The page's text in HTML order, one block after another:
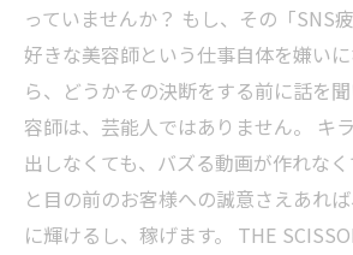
っていませんか？ もし、その「SNS
好きな美容師という仕事自体を嫌い
ら、どうかその決断をする前に話を
容師は、芸能人ではありません。 キ
出しなくても、バズる動画が作れな
と目の前のお客様への誠意さえあれ
に輝けるし、稼げます。 THE